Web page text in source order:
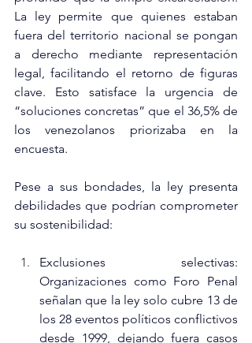
La ley permite que quienes estaban
fuera del territorio nacional se pongan
a derecho mediante representación
legal, facilitando el retorno de figuras
clave. Esto satisface la urgencia de
“soluciones concretas” que el 36,5% de
los venezolanos priorizaba en la
encuesta.
Pese a sus bondades, la ley presenta
debilidades que podrían comprometer
su sostenibilidad:
Exclusiones selectivas:
Organizaciones como Foro Penal
señalan que la ley solo cubre 13 de
los 28 eventos políticos conflictivos
desde 1999, dejando fuera casos